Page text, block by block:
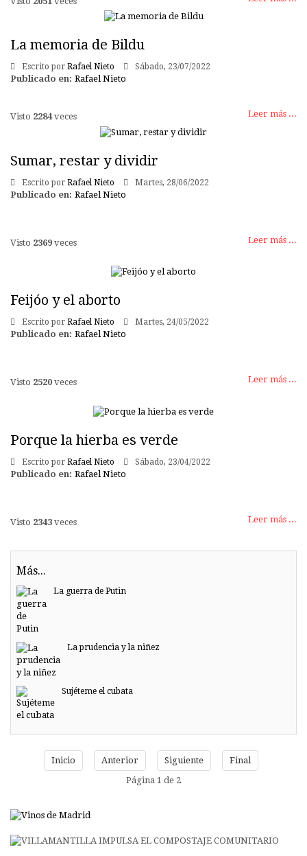
La memoria de Bildu
Escrito por Rafael Nieto Sábado, 23/07/2022
Publicado en: Rafael Nieto
Leer más ...
Visto 2284veces
Sumar, restar y dividir
Escrito por Rafael Nieto Martes, 28/06/2022
Publicado en: Rafael Nieto
Leer más ...
Visto 2369 veces
Feijóo y el aborto
Escrito por Rafael Nieto Martes, 24/05/2022
Publicado en: Rafael Nieto
Leer más ...
Visto 2520 veces
Porque la hierba es verde
Escrito por Rafael Nieto Sábado, 23/04/2022
Publicado en: Rafael Nieto
Leer más ...
Visto 2343 veces
Más...
La guerra de Putin
La prudencia y la niñez
Sujéteme el cubata
Inicio Anterior Siguiente
Final
Página 1 de 2